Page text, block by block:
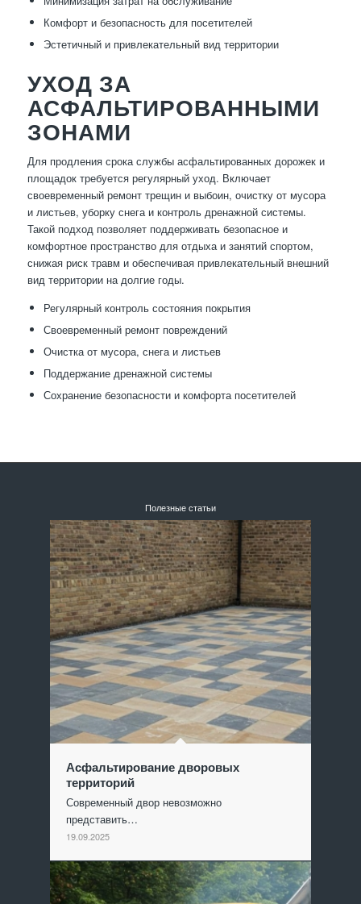
Комфорт и безопасность для посетителей
Эстетичный и привлекательный вид территории
УХОД ЗА
АСФАЛЬТИРОВАННЫМИ
ЗОНАМИ
Для продления срока службы асфальтированных дорожек и
площадок требуется регулярный уход. Включает
своевременный ремонт трещин и выбоин, очистку от мусора
и листьев, уборку снега и контроль дренажной системы.
Такой подход позволяет поддерживать безопасное и
комфортное пространство для отдыха и занятий спортом,
снижая риск травм и обеспечивая привлекательный внешний
вид территории на долгие годы.
Регулярный контроль состояния покрытия
Своевременный ремонт повреждений
Очистка от мусора, снега и листьев
Поддержание дренажной системы
Сохранение безопасности и комфорта посетителей
Полезные статьи
Асфальтирование дворовых
территорий
Современный двор невозможно
представить…
19.09.2025